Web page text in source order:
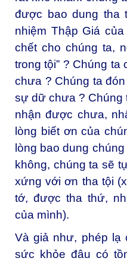
được bao dung tha
nhiệm Thập Giá
chết cho chúng ta,
trong tội” ? Chúng ta
chưa ? Chúng ta
sự dữ chưa ? Chúng
nhận được chưa,
lòng biết ơn của
lòng bao dung
không, chúng ta sẽ
xứng với ơn tha tội
tớ, được tha thứ,
của mình).
Và giả như, phép lạ
sức khỏe đâu có